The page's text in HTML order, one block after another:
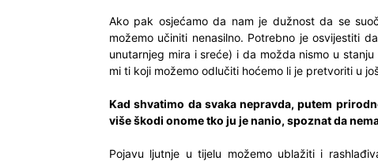
Ako pak osjećamo da nam je dužnost da se
možemo učiniti nenasilno. Potrebno je osvijestiti
unutarnjeg mira i sreće) i da možda nismo u
mi ti koji možemo odlučiti hoćemo li je pretvoriti u
Kad shvatimo da svaka nepravda, putem
više škodi onome tko ju je nanio, spoznat da
Pojavu ljutnje u tijelu možemo ublažiti i